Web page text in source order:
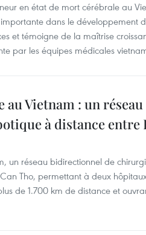
en état de mort cérébrale au
dans le développement
et témoigne de la maîtrise
par les équipes médicales
au Vietnam : un
à distance entre
un réseau bidirectionnel de
Tho, permettant à deux
de 1.700 km de distance et